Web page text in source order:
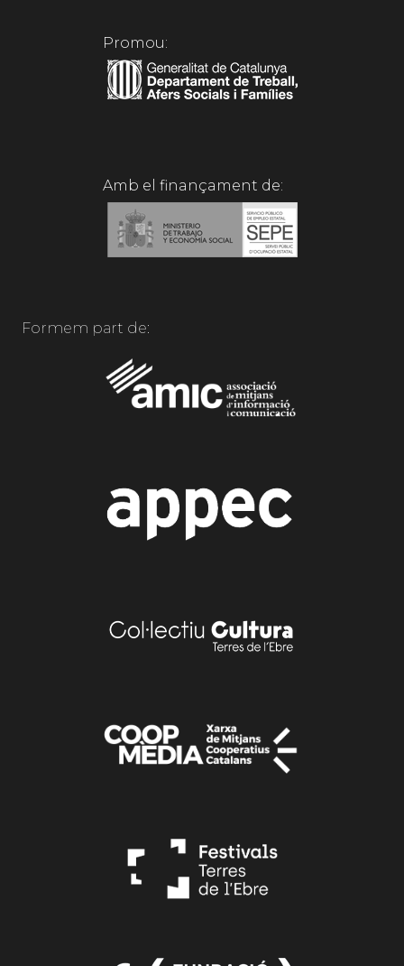
Promou:
Amb el finançament de:
Formem part de: